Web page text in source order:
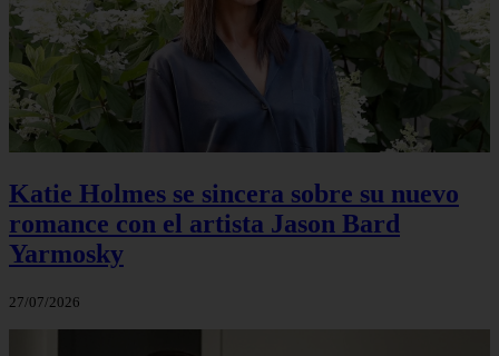
Katie Holmes se sincera sobre su nuevo
romance con el artista Jason Bard
Yarmosky
27/07/2026